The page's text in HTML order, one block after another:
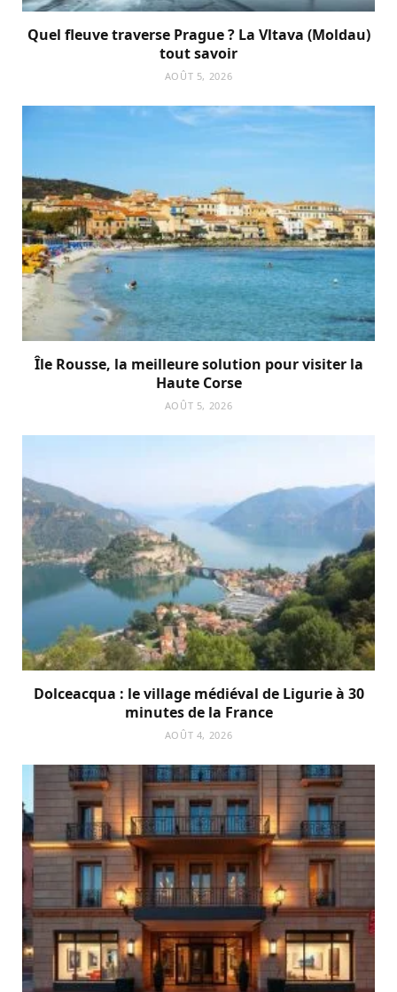
Quel fleuve traverse Prague ? La Vltava (Moldau)
tout savoir
AOÛT 5, 2026
Île Rousse, la meilleure solution pour visiter la
Haute Corse
AOÛT 5, 2026
Dolceacqua : le village médiéval de Ligurie à 30
minutes de la France
AOÛT 4, 2026